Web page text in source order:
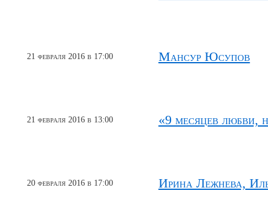
21 февраля 2016 в 17:00 Мансур Юсупов
21 февраля 2016 в 13:00 «9 месяцев любви,
20 февраля 2016 в 17:00 Ирина Лежнева,